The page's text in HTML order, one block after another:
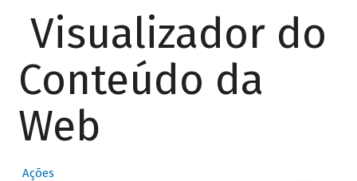
Visualizador do
Conteúdo da
Web
Ações